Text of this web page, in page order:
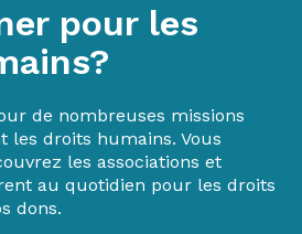
pour les
de nombreuses missions
les droits humains. Vous
les associations et
au quotidien pour les droits
dons.